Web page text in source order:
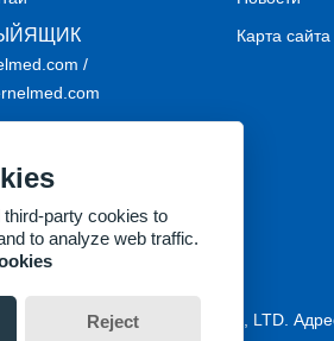
/
Карта сайта
Kernel Medical Equipment Co., LTD.
party cookies to
to analyze web traffic.
Reject